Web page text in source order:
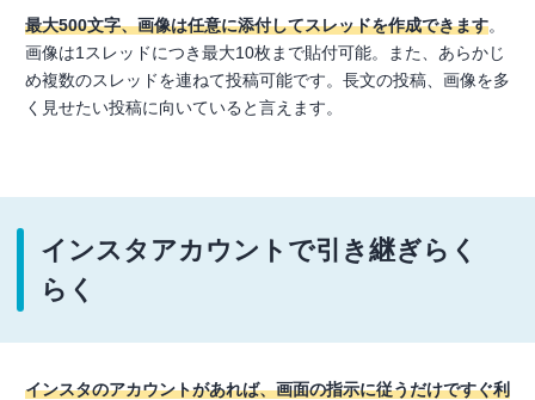
最大500文字、画像は任意に添付してスレッドを作成できます。
画像は1スレッドにつき最大10枚まで貼付可能。また、あらかじ
め複数のスレッドを連ねて投稿可能です。長文の投稿、画像を多
く見せたい投稿に向いていると言えます。
インスタアカウントで引き継ぎらく
らく
インスタのアカウントがあれば、画面の指示に従うだけですぐ利